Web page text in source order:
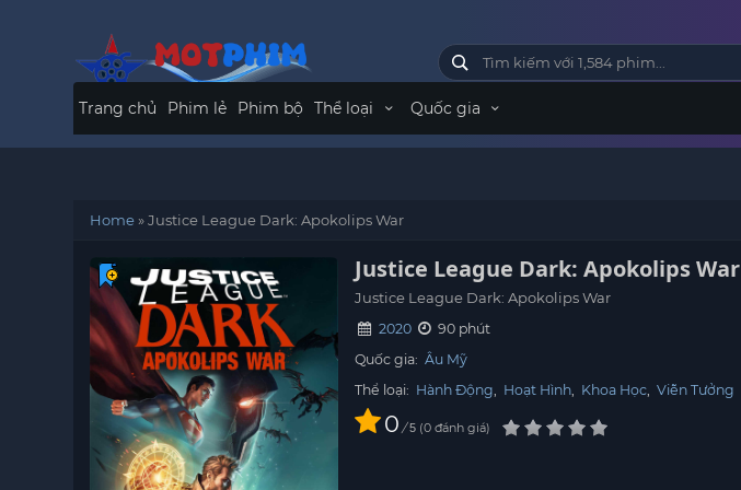
Trang chủ Phim lẻ Phim bộ Thể loại Quốc gia
Home»Justice League Dark: Apokolips War
Justice League Dark: Apokolips War
Justice League Dark: Apokolips War
2020
90 phút
Quốc gia: Âu Mỹ
Thể loại: Hành Động, Hoạt Hình, Khoa Học, Viễn Tưởng
0 / 5 0 đánh giá